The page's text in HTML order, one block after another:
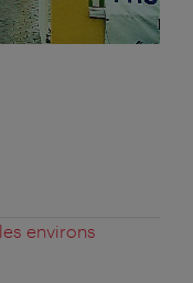
environs